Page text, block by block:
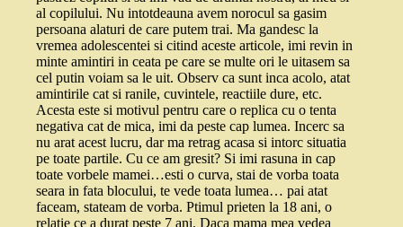
al copilului. Nu intotdeauna avem norocul sa gasim
persoana alaturi de care putem trai. Ma gandesc la
vremea adolescentei si citind aceste articole, imi revin in
minte amintiri in ceata pe care se multe ori le uitasem sa
cel putin voiam sa le uit. Observ ca sunt inca acolo, atat
amintirile cat si ranile, cuvintele, reactiile dure, etc.
Acesta este si motivul pentru care o replica cu o tenta
negativa cat de mica, imi da peste cap lumea. Incerc sa
nu arat acest lucru, dar ma retrag acasa si intorc situatia
pe toate partile. Cu ce am gresit? Si imi rasuna in cap
toate vorbele mamei…esti o curva, stai de vorba toata
seara in fata blocului, te vede toata lumea… pai atat
faceam, stateam de vorba. Ptimul prieten la 18 ani, o
relatie ce a durat peste 7 ani. Daca mama mea vedea